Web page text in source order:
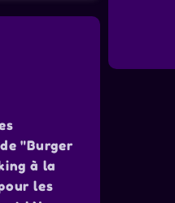
"Burger
à la
les